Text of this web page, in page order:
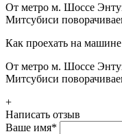
От метро м. Шоссе
Митсубиси
Как проехать на машине
От метро м. Шоссе
Митсубиси
+
Написать отзыв
Ваше имя*